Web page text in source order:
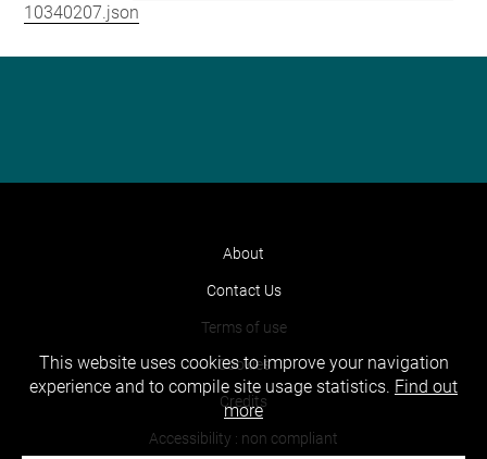
10340207.json
About
Contact Us
Terms of use
Cookies
Credits
Accessibility : non compliant
This website uses cookies to improve your navigation
experience and to compile site usage statistics. Find out
more